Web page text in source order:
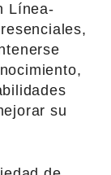
Línea-
su